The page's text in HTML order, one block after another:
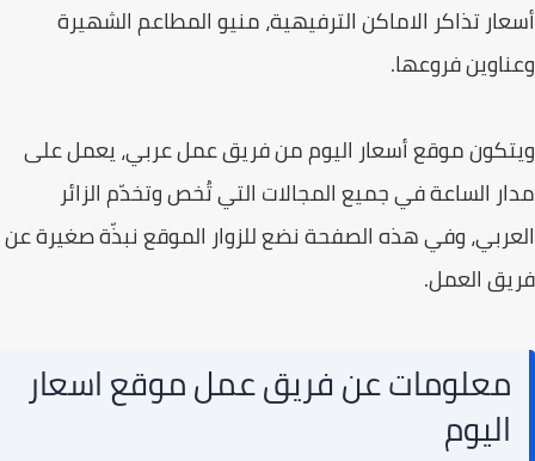
أسعار تذاكر الاماكن الترفيهية، منيو المطاعم الشهيرة
وعناوين فروعها.
ويتكون موقع أسعار اليوم من فريق عمل عربي، يعمل على
مدار الساعة في جميع المجالات التي تُخص وتخدّم الزائر
العربي، وفي هذه الصفحة نضع للزوار الموقع نبذّة صغيرة عن
فريق العمل.
معلومات عن فريق عمل موقع اسعار
اليوم